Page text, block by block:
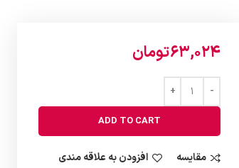
63,024تومان
ADD TO CART
مقایسه افزودن به علاقه مندی